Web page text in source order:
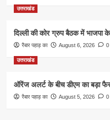
उत्तराखंड
दिल्ली की कोर ग्रुप बैठक में
रैबार पहाड़ का August 6, 2026 0
उत्तराखंड
ऑरेंज अलर्ट के बीच डीएम का बड़ा
रैबार पहाड़ का August 5, 2026 0